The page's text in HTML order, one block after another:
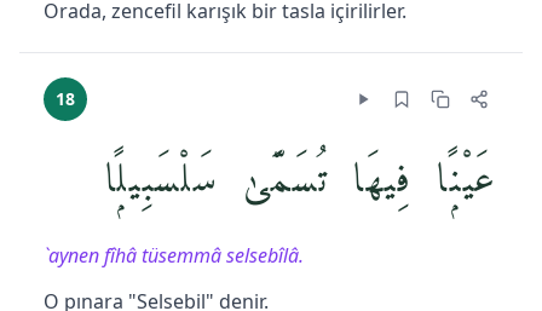
Orada, zencefil karışık bir tasla içirilirler.
18
عَيْنًۭا فِيهَا تُسَمَّىٰ سَلْسَبِيلًۭا
`aynen fîhâ tüsemmâ selsebîlâ.
O pınara "Selsebil" denir.